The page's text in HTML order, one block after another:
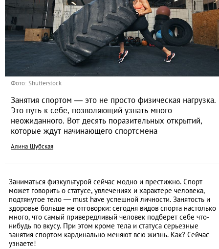
Фото: Shutterstock
Занятия спортом — это не просто физическая нагрузка.
Это путь к себе, позволяющий узнать много
неожиданного. Вот десять поразительных открытий,
которые ждут начинающего спортсмена
Алина Шубская
Заниматься физкультурой сейчас модно и престижно. Спорт
может говорить о статусе, увлечениях и характере человека,
подтянутое тело — must have успешной личности. Занятость и
здоровье больше не отговорки: сегодня видов спорта настолько
много, что самый привередливый человек подберет себе что-
нибудь по вкусу. При этом кроме тела и статуса серьезные
занятия спортом кардинально меняют всю жизнь. Как? Сейчас
узнаете!